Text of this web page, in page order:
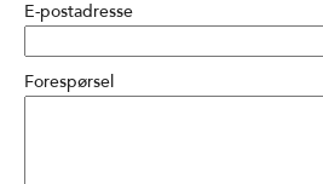
E-postadresse
Forespørsel